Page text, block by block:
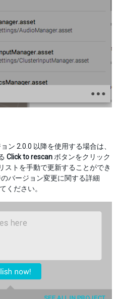
ン 2.0.0 以降を使用する場合は、
Click to rescanボタンをクリック
ストを手動で更新することができ
バージョン変更に関する詳細
ください。